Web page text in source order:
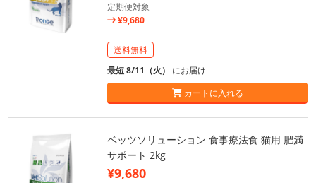
定期便対象
¥9,680
送料無料
最短 8/11（火） にお届け
カートに入れる
ベッツソリューション 食事療法食 猫用 肥満
サポート 2kg
¥9,680